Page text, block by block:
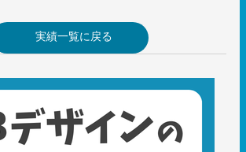
実績一覧に戻る